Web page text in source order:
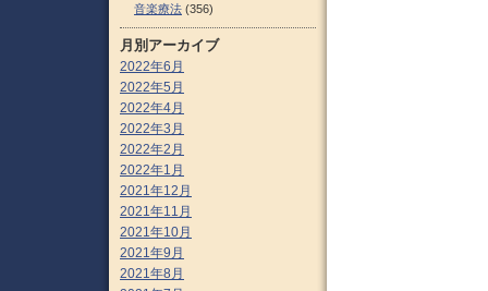
音楽療法 (356)
月別アーカイブ
2022年6月
2022年5月
2022年4月
2022年3月
2022年2月
2022年1月
2021年12月
2021年11月
2021年10月
2021年9月
2021年8月